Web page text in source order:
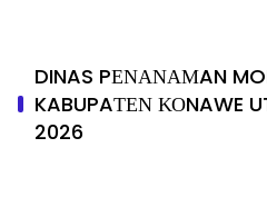
DINAS PΕΝΑΝΑΜAN
KABUPAΤΕΝ ΚΟNAWE
2026